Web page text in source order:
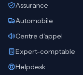
Assurance
Automobile
Centre d'appel
Expert-comptable
Helpdesk